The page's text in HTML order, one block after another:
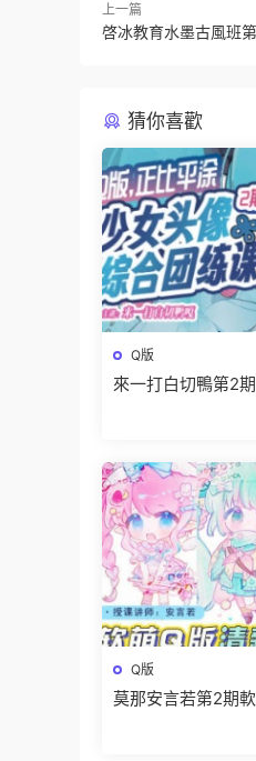
上一篇
啓冰教育水墨古風班
猜你喜歡
Q版
來一打白切鴨第2
頭像綜合團練課
Q版
莫那安言若第2期